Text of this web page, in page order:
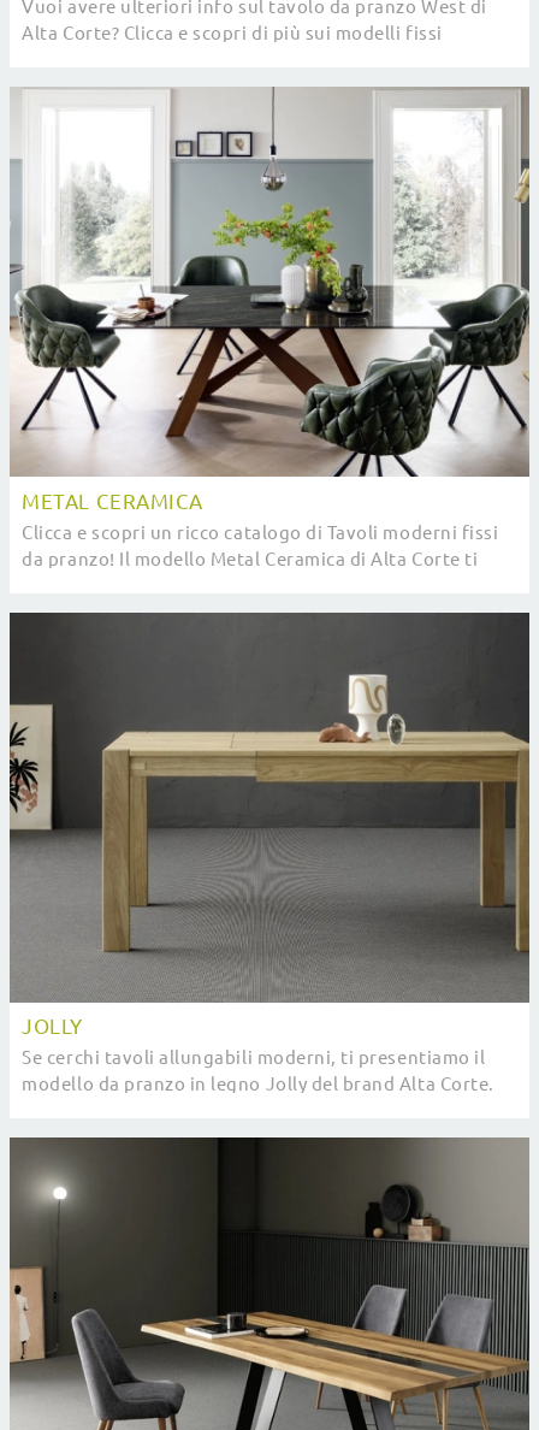
Vuoi avere ulteriori info sul tavolo da pranzo West di
Alta Corte? Clicca e scopri di più sui modelli fissi
METAL CERAMICA
Clicca e scopri un ricco catalogo di Tavoli moderni fissi
da pranzo! Il modello Metal Ceramica di Alta Corte ti
JOLLY
Se cerchi tavoli allungabili moderni, ti presentiamo il
modello da pranzo in legno Jolly del brand Alta Corte.